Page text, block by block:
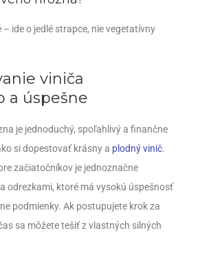
– ide o jedlé strapce, nie vegetatívny
viniča
a úspešne
je jednoduchý, spoľahlivý a finančne
si dopestovať krásny a plodný vinič.
začiatočníkov je jednoznačne
odrezkami, ktoré má vysokú úspešnosť
podmienky. Ak postupujete krok za
sa môžete tešiť z vlastných silných